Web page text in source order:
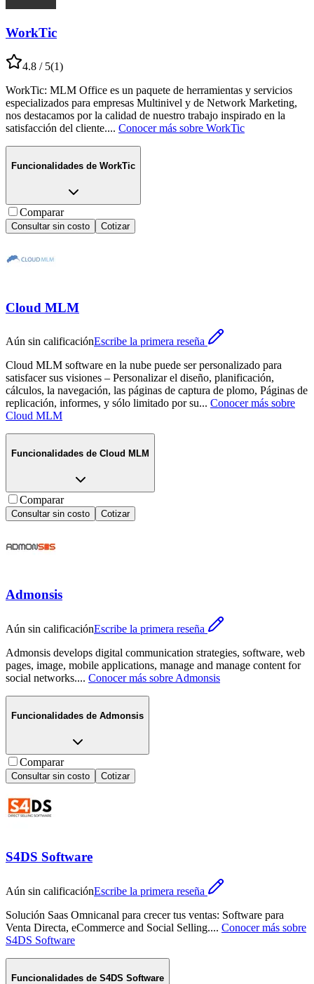
WorkTic
4.8 / 5(1)
WorkTic: MLM Office es un paquete de herramientas y servicios
especializados para empresas Multinivel y de Network Marketing,
nos destacamos por la calidad de nuestro trabajo inspirado en la
satisfacción del cliente.... Conocer más sobre WorkTic
Funcionalidades de WorkTic
Comparar
Consultar sin costo Cotizar
Cloud MLM
Aún sin calificaciónEscribe la primera reseña
Cloud MLM software en la nube puede ser personalizado para
satisfacer sus visiones – Personalizar el diseño, planificación,
cálculos, la navegación, las páginas de captura de plomo, Páginas de
replicación, informes, y sólo limitado por su... Conocer más sobre
Cloud MLM
Funcionalidades de Cloud MLM
Comparar
Consultar sin costo Cotizar
Admonsis
Aún sin calificaciónEscribe la primera reseña
Admonsis develops digital communication strategies, software, web
pages, image, mobile applications, manage and manage content for
social networks.... Conocer más sobre Admonsis
Funcionalidades de Admonsis
Comparar
Consultar sin costo Cotizar
S4DS Software
Aún sin calificaciónEscribe la primera reseña
Solución Saas Omnicanal para crecer tus ventas: Software para
Venta Directa, eCommerce and Social Selling.... Conocer más sobre
S4DS Software
Funcionalidades de S4DS Software